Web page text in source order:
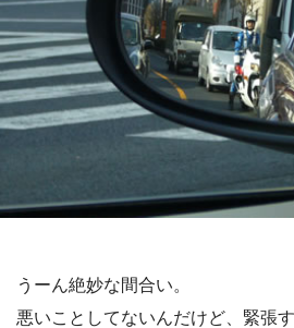
うーん絶妙な間合い。
悪いことしてないんだけど、緊張